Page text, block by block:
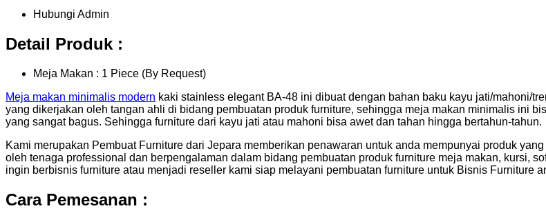
Hubungi Admin
Detail Produk :
Meja Makan : 1 Piece (By Request)
Meja makan minimalis modern kaki stainless elegant BA-48 ini dibuat dengan bahan baku kayu jati/mahoni/
yang dikerjakan oleh tangan ahli di bidang pembuatan produk furniture, sehingga meja makan minimalis ini
yang sangat bagus. Sehingga furniture dari kayu jati atau mahoni bisa awet dan tahan hingga bertahun-tahun.
Kami merupakan Pembuat Furniture dari Jepara memberikan penawaran untuk anda mempunyai produk
oleh tenaga professional dan berpengalaman dalam bidang pembuatan produk furniture meja makan, kursi,
ingin berbisnis furniture atau menjadi reseller kami siap melayani pembuatan furniture untuk Bisnis Furniture
Cara Pemesanan :